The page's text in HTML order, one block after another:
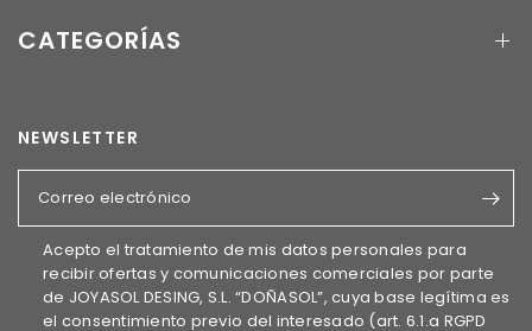
CATEGORÍAS
NEWSLETTER
Correo electrónico
Acepto el tratamiento de mis datos personales para
recibir ofertas y comunicaciones comerciales por parte
de JOYASOL DESING, S.L. “DOÑASOL”, cuya base legítima es
el consentimiento previo del interesado (art. 6.1.a RGPD